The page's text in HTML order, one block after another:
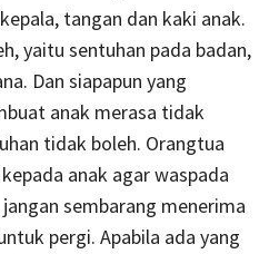
tangan dan kaki anak.
yaitu sentuhan pada badan,
Dan siapapun yang
anak merasa tidak
tidak boleh. Orangtua
anak agar waspada
sembarang menerima
pergi. Apabila ada yang